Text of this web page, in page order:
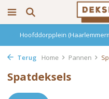
Hoofddorpplein
Terug Home Pannen
Spatdeksels